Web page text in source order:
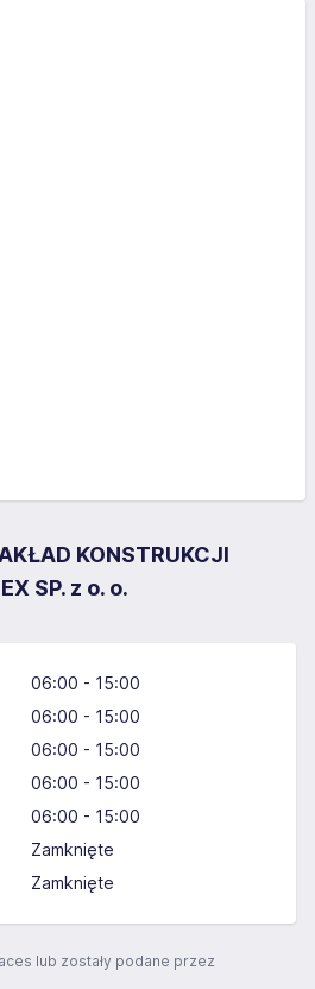
KONSTRUKCJI
SP. z o. o.
06:00 - 15:00
06:00 - 15:00
06:00 - 15:00
06:00 - 15:00
06:00 - 15:00
Zamknięte
Zamknięte
lub zostały podane przez